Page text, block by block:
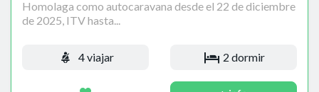
Homolaga como autocaravana desde el 22 de diciembre
de 2025, ITV hasta...
4 viajar 2 dormir